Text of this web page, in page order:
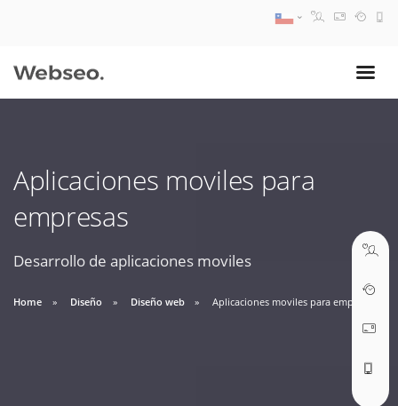
Aplicaciones moviles para
empresas
Desarrollo de aplicaciones moviles
Home Diseño Diseño web Aplicaciones moviles para empresas
09:30 AM A 18:30 PM
soporte@webseo.cl
ABRIR TICKET